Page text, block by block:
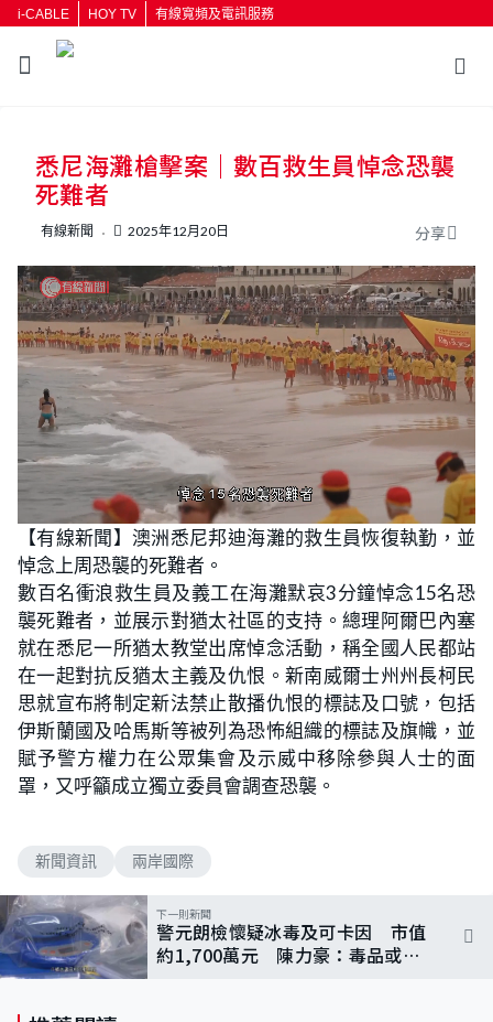
i-CABLE HOY TV 有線寬頻及電訊服務
按輸入鍵開始搜尋
悉尼海灘槍擊案｜數百救生員悼念恐襲
死難者
有線新聞 2025年12月20日 分享
U
n
m
t
e
L
o
a
d
e
d
:
5
4
.
5
5
%
【有線新聞】澳洲悉尼邦迪海灘的救生員恢復執勤，並
悼念上周恐襲的死難者。
數百名衝浪救生員及義工在海灘默哀3分鐘悼念15名恐
襲死難者，並展示對猶太社區的支持。總理阿爾巴內塞
就在悉尼一所猶太教堂出席悼念活動，稱全國人民都站
在一起對抗反猶太主義及仇恨。新南威爾士州州長柯民
思就宣布將制定新法禁止散播仇恨的標誌及口號，包括
伊斯蘭國及哈馬斯等被列為恐怖組織的標誌及旗幟，並
賦予警方權力在公眾集會及示威中移除參與人士的面
罩，又呼籲成立獨立委員會調查恐襲。
新聞資訊 兩岸國際
下一則新聞
警元朗檢懷疑冰毒及可卡因 市值
約1,700萬元 陳力豪：毒品或經